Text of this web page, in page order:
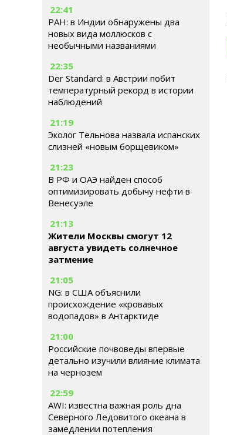
22:41
РАН: в Индии обнаружены два
новых вида моллюсков с
необычными названиями
22:35
Der Standard: в Австрии побит
температурный рекорд в истории
наблюдений
21:19
Эколог Тельнова назвала испанских
слизней «новым борщевиком»
21:23
В РФ и ОАЭ найден способ
оптимизировать добычу нефти в
Венесуэле
21:13
Жители Москвы смогут 12
августа увидеть солнечное
затмение
21:05
NG: в США объяснили
происхождение «кровавых
водопадов» в Антарктиде
21:00
Российские почвоведы впервые
детально изучили влияние климата
на чернозем
22:59
AWI: известна важная роль дна
Северного Ледовитого океана в
замедлении потепления